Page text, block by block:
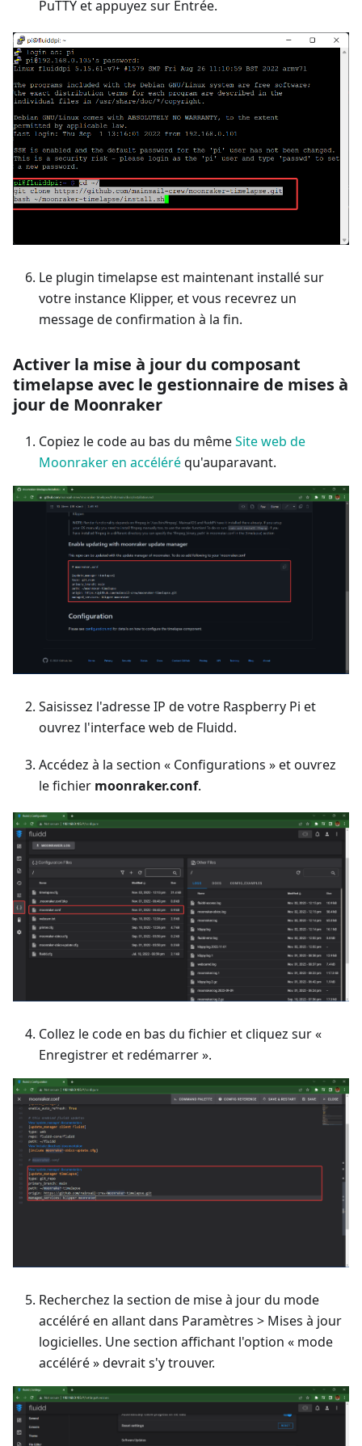
PuTTY et appuyez sur Entrée.
Le plugin timelapse est maintenant installé sur
votre instance Klipper, et vous recevrez un
message de confirmation à la fin.
Activer la mise à jour du composant
timelapse avec le gestionnaire de mises à
jour de Moonraker
Copiez le code au bas du mêmeSite web de
Moonraker en accéléréqu'auparavant.
Saisissez l'adresse IP de votre Raspberry Pi et
ouvrez l'interface web de Fluidd.
Accédez à la section « Configurations » et ouvrez
le fichier moonraker.conf.
Collez le code en bas du fichier et cliquez sur «
Enregistrer et redémarrer ».
Recherchez la section de mise à jour du mode
accéléré en allant dans Paramètres > Mises à jour
logicielles. Une section affichant l'option « mode
accéléré » devrait s'y trouver.